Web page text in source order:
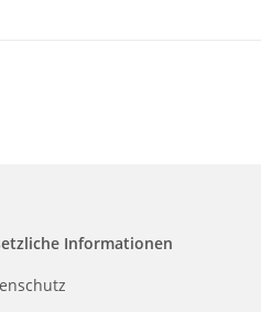
Informationen